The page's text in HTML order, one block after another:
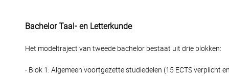
Bachelor Taal- en Letterkunde
Het modeltraject van tweede bachelor bestaat uit drie blokken:
- Blok 1: Algemeen voortgezette studiedelen (15 ECTS verplicht